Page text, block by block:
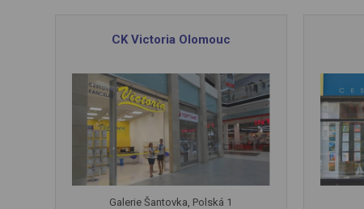
CK Victoria Olomouc
Galerie Šantovka, Polská 1